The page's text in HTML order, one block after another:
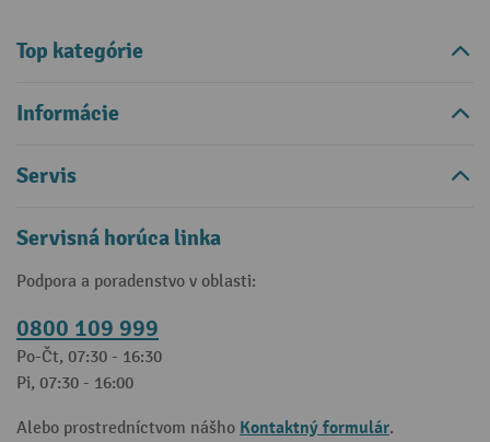
Top kategórie
Informácie
Servis
Servisná horúca linka
Podpora a poradenstvo v oblasti:
0800 109 999
Po-Čt, 07:30 - 16:30
Pi, 07:30 - 16:00
Alebo prostredníctvom nášho Kontaktný formulár.